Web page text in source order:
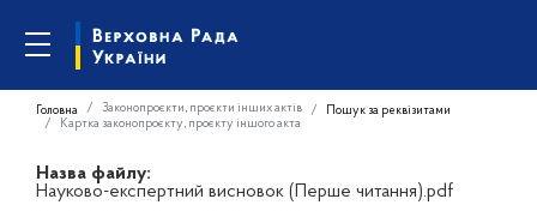
Головна Законопроєкти, проєкти інших актів
Пошук за реквізитами
Картка законопроєкту, проєкту іншого акта
Назва файлу:
Науково-експертний висновок (Перше читання).pdf